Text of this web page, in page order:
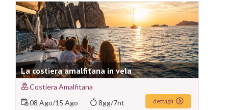
La costiera amalfitana in vela
Costiera Amalfitana
08 Ago/15 Ago 8gg/7nt dettagli